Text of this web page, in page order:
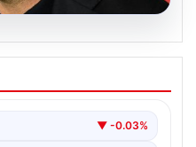
arayışını
teklif, Mora
oyun kurucu arayışında
▼ -0.03%